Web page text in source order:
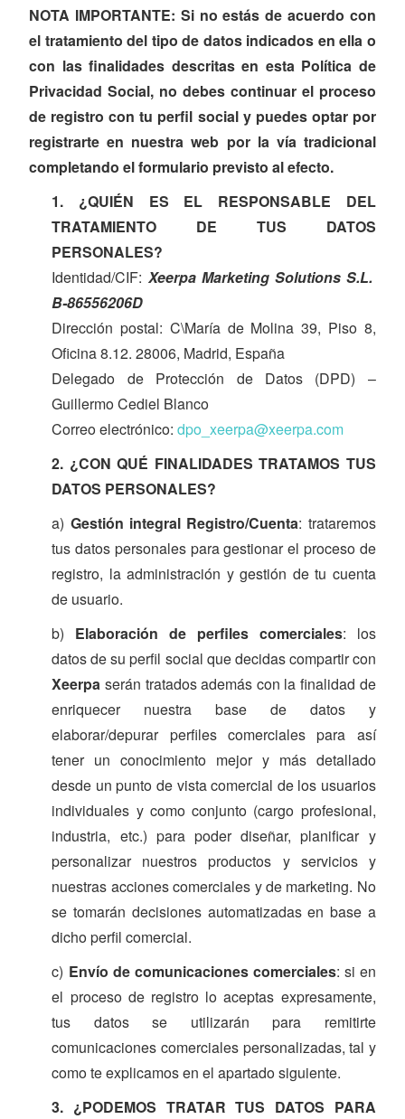
NOTA IMPORTANTE: Si no estás de acuerdo con
el tratamiento del tipo de datos indicados en ella o
con las finalidades descritas en esta Política de
Privacidad Social, no debes continuar el proceso
de registro con tu perfil social y puedes optar por
registrarte en nuestra web por la vía tradicional
completando el formulario previsto al efecto.
1. ¿QUIÉN ES EL RESPONSABLE DEL
TRATAMIENTO DE TUS DATOS
PERSONALES?
Identidad/CIF: Xeerpa Marketing Solutions S.L.
B-86556206D
Dirección postal: C\María de Molina 39, Piso 8,
Oficina 8.12. 28006, Madrid, España
Delegado de Protección de Datos (DPD) –
Guillermo Cediel Blanco
Correo electrónico:dpo_xeerpa@xeerpa.com
2. ¿CON QUÉ FINALIDADES TRATAMOS TUS
DATOS PERSONALES?
a) Gestión integral Registro/Cuenta: trataremos
tus datos personales para gestionar el proceso de
registro, la administración y gestión de tu cuenta
de usuario.
b) Elaboración de perfiles comerciales: los
datos de su perfil social que decidas compartir con
Xeerpa serán tratados además con la finalidad de
enriquecer nuestra base de datos y
elaborar/depurar perfiles comerciales para así
tener un conocimiento mejor y más detallado
desde un punto de vista comercial de los usuarios
individuales y como conjunto (cargo profesional,
industria, etc.) para poder diseñar, planificar y
personalizar nuestros productos y servicios y
nuestras acciones comerciales y de marketing. No
se tomarán decisiones automatizadas en base a
dicho perfil comercial.
c) Envío de comunicaciones comerciales: si en
el proceso de registro lo aceptas expresamente,
tus datos se utilizarán para remitirte
comunicaciones comerciales personalizadas, tal y
como te explicamos en el apartado siguiente.
3. ¿PODEMOS TRATAR TUS DATOS PARA